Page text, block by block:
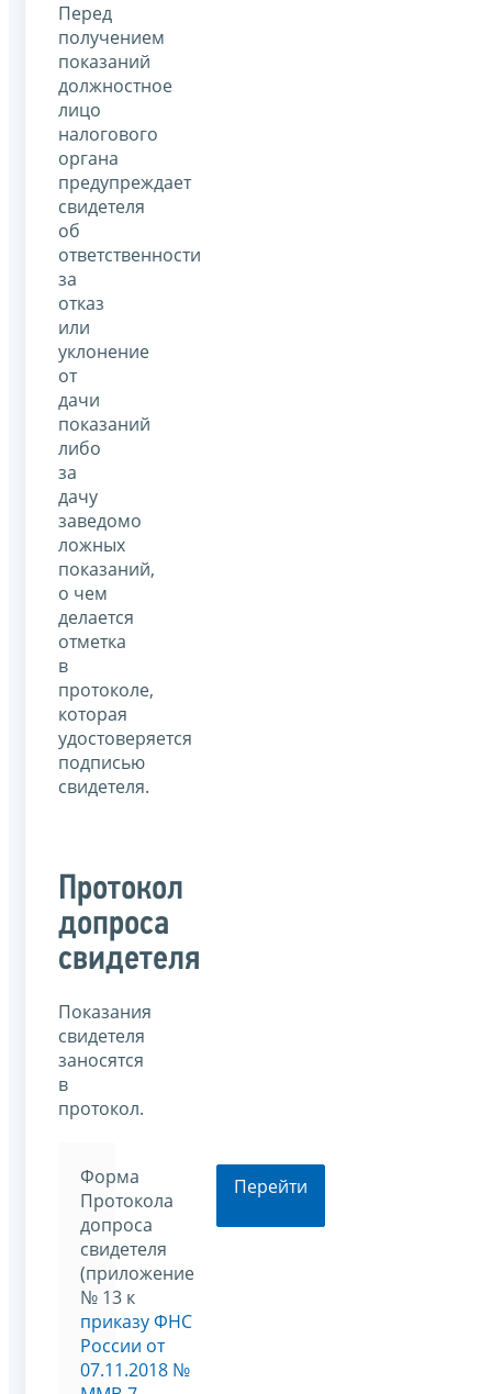
Перед
получением
показаний
должностное
лицо
налогового
органа
предупреждает
свидетеля
об
ответственности
за
отказ
или
уклонение
от
дачи
показаний
либо
за
дачу
заведомо
ложных
показаний,
о чем
делается
отметка
в
протоколе,
которая
удостоверяется
подписью
свидетеля.
Протокол
допроса
свидетеля
Показания
свидетеля
заносятся
в
протокол.
Форма
Протокола
допроса
свидетеля
(приложение
№ 13 к
приказу ФНС
России от
07.11.2018 №
Перейти